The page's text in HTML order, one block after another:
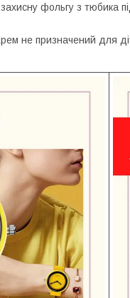
фольгу з тюбика
не призначений для